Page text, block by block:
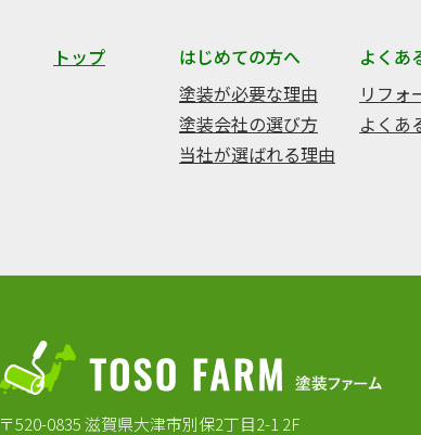
トップ
はじめての方へ
塗装が必要な理由
塗装会社の選び方
当社が選ばれる理由
よくあ
リフォ
よくあ
〒520-0835 滋賀県大津市別保2丁目2-1 2F